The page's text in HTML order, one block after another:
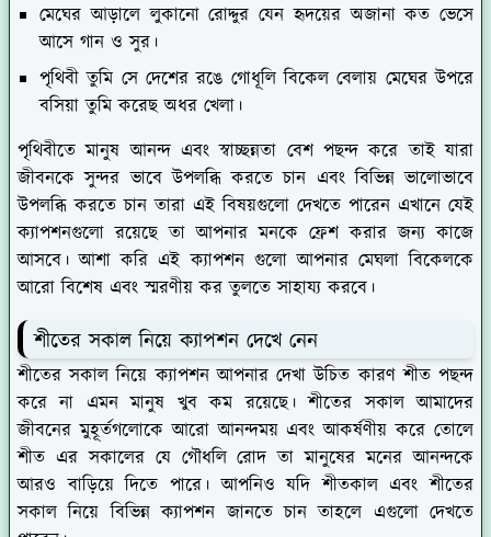
মেঘের আড়ালে লুকানো রোদ্দুর যেন হৃদয়ের অজানা কত ভেসে
আসে গান ও সুর।
পৃথিবী তুমি সে দেশের রঙে গোধূলি বিকেল বেলায় মেঘের উপরে
বসিয়া তুমি করেছ অধর খেলা।
পৃথিবীতে মানুষ আনন্দ এবং স্বাচ্ছন্নতা বেশ পছন্দ করে তাই যারা
জীবনকে সুন্দর ভাবে উপলব্ধি করতে চান এবং বিভিন্ন ভালোভাবে
উপলব্ধি করতে চান তারা এই বিষয়গুলো দেখতে পারেন এখানে যেই
ক্যাপশনগুলো রয়েছে তা আপনার মনকে ফ্রেশ করার জন্য কাজে
আসবে। আশা করি এই ক্যাপশন গুলো আপনার মেঘলা বিকেলকে
আরো বিশেষ এবং স্মরণীয় কর তুলতে সাহায্য করবে।
শীতের সকাল নিয়ে ক্যাপশন দেখে নেন
শীতের সকাল নিয়ে ক্যাপশন আপনার দেখা উচিত কারণ শীত পছন্দ
করে না এমন মানুষ খুব কম রয়েছে। শীতের সকাল আমাদের
জীবনের মুহূর্তগলোকে আরো আনন্দময় এবং আকর্ষণীয় করে তোলে
শীত এর সকালের যে গৌধলি রোদ তা মানুষের মনের আনন্দকে
আরও বাড়িয়ে দিতে পারে। আপনিও যদি শীতকাল এবং শীতের
সকাল নিয়ে বিভিন্ন ক্যাপশন জানতে চান তাহলে এগুলো দেখতে